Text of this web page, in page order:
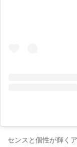
センスと個性が輝く